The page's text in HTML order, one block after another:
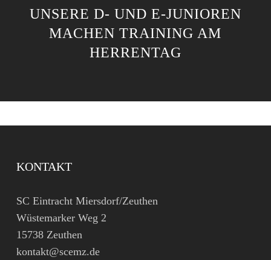
UNSERE D- UND E-JUNIOREN
MACHEN TRAINING AM
HERRENTAG
KONTAKT
SC Eintracht Miersdorf/Zeuthen
Wüstemarker Weg 2
15738 Zeuthen
kontakt@scemz.de